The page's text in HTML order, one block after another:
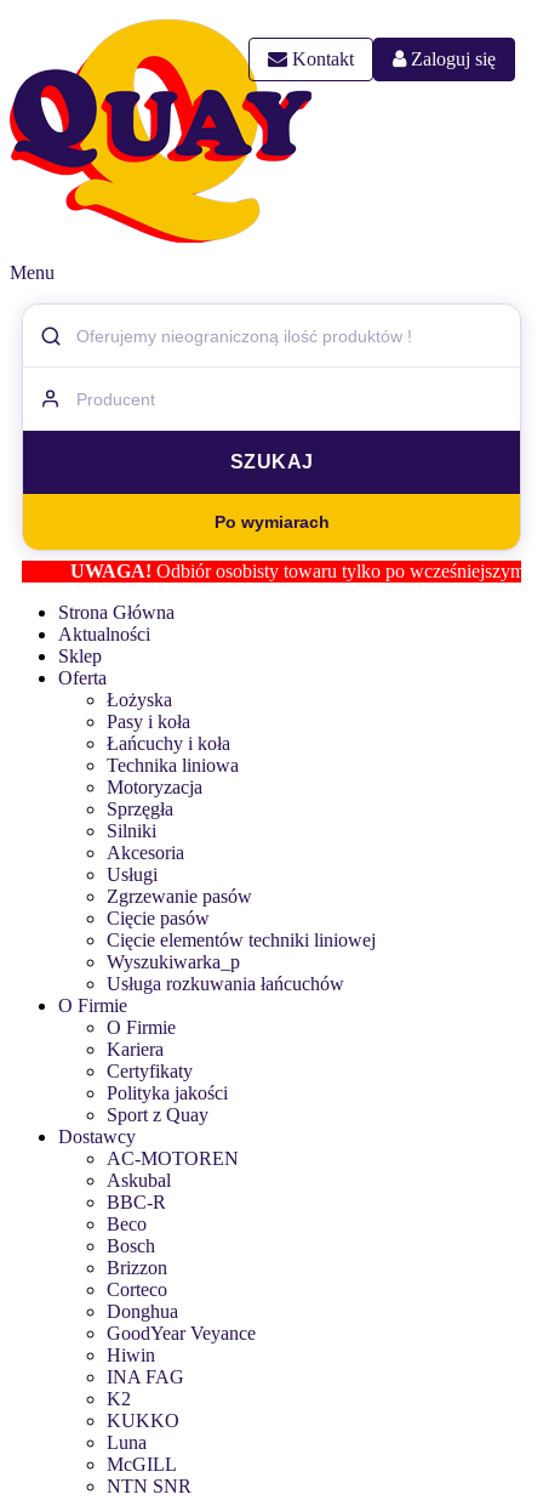
Kontakt Zaloguj się
Menu
Po wymiarach
UWAGA!Odbiór osobisty towaru tylko po wcześniejszym
Strona Główna
Aktualności
Sklep
Oferta
Łożyska
Pasy i koła
Łańcuchy i koła
Technika liniowa
Motoryzacja
Sprzęgła
Silniki
Akcesoria
Usługi
Zgrzewanie pasów
Cięcie pasów
Cięcie elementów techniki liniowej
Wyszukiwarka_p
Usługa rozkuwania łańcuchów
O Firmie
O Firmie
Kariera
Certyfikaty
Polityka jakości
Sport z Quay
Dostawcy
AC-MOTOREN
Askubal
BBC-R
Beco
Bosch
Brizzon
Corteco
Donghua
GoodYear Veyance
Hiwin
INA FAG
K2
KUKKO
Luna
McGILL
NTN SNR